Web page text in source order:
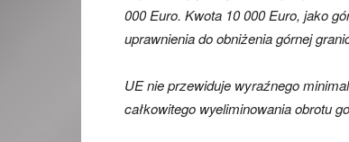
000 Euro. Kwota 10 000 Euro, jako
uprawnienia do obniżenia górnej
UE nie przewiduje wyraźnego
całkowitego wyeliminowania obrotu